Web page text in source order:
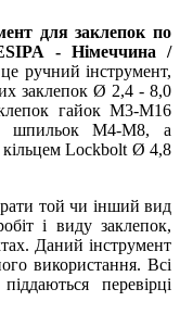
для заклепок по
- Німеччина /
ручний інструмент,
заклепок Ø 2,4 - 8,0
гайок M3-M16
шпильок М4-М8, а
Lockbolt Ø 4,8
той чи інший вид
і виду заклепок,
Даний інструмент
використання. Всі
перевірці